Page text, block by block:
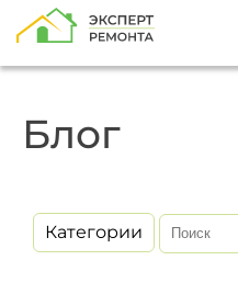
Блог
Категории